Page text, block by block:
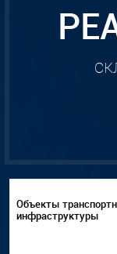
Объекты
инфраструктуры